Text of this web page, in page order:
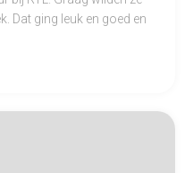
Dat ging leuk en goed en